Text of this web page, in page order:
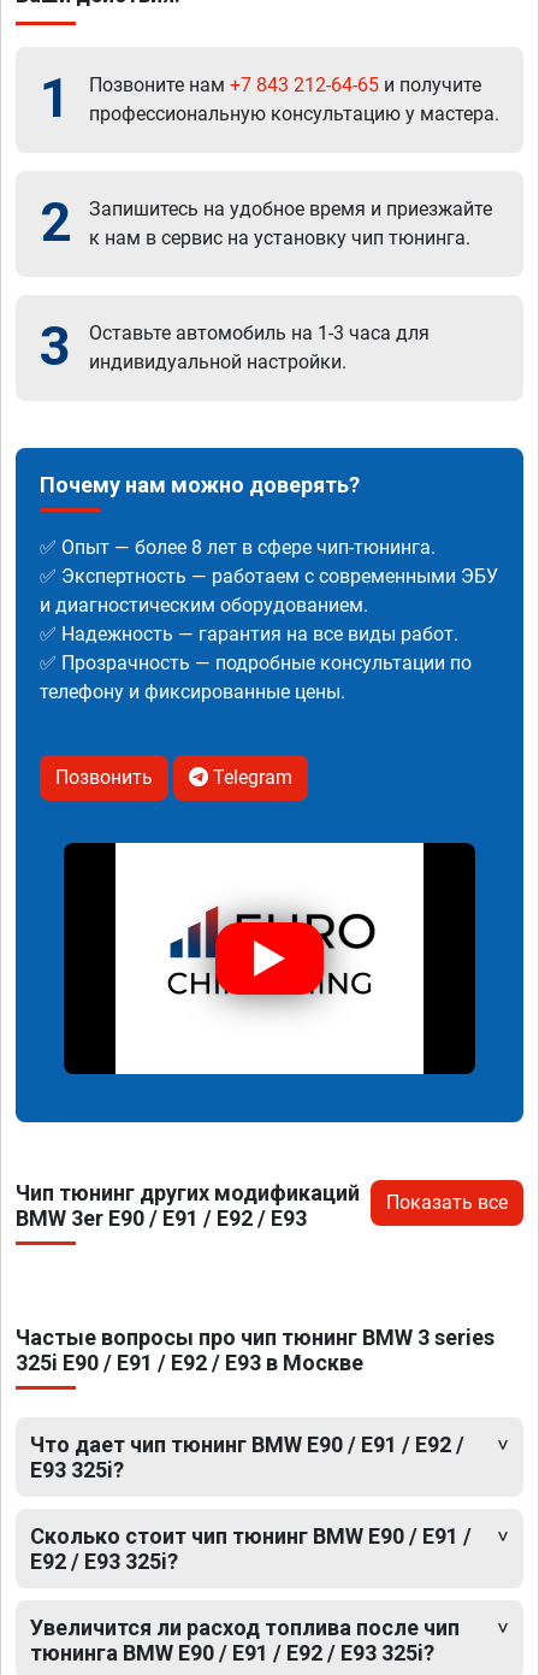
1 Позвоните нам +7 843 212-64-65 и получите
профессиональную консультацию у мастера.
2
Запишитесь на удобное время и приезжайте
к нам в сервис на установку чип тюнинга.
3
Оставьте автомобиль на 1-3 часа для
индивидуальной настройки.
Почему нам можно доверять?
✅ Опыт — более 8 лет в сфере чип-тюнинга.
✅ Экспертность — работаем с современными ЭБУ
и диагностическим оборудованием.
✅ Надежность — гарантия на все виды работ.
✅ Прозрачность — подробные консультации по
телефону и фиксированные цены.
Позвонить Telegram
Чип тюнинг других модификаций
BMW 3er E90 / E91 / E92 / E93
Показать все
Частые вопросы про чип тюнинг BMW 3 series
325i E90 / E91 / E92 / E93 в Москве
Что дает чип тюнинг BMW E90 / E91 / E92 /
E93 325i?
Сколько стоит чип тюнинг BMW E90 / E91 /
E92 / E93 325i?
Увеличится ли расход топлива после чип
тюнинга BMW E90 / E91 / E92 / E93 325i?